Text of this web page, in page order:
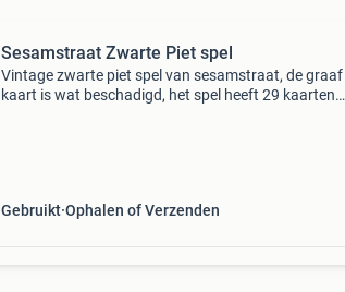
Sesamstraat Zwarte Piet spel
Vintage zwarte piet spel van sesamstraat, de graaf
kaart is wat beschadigd, het spel heeft 29 kaarten,
Gebruikt Ophalen of Verzenden